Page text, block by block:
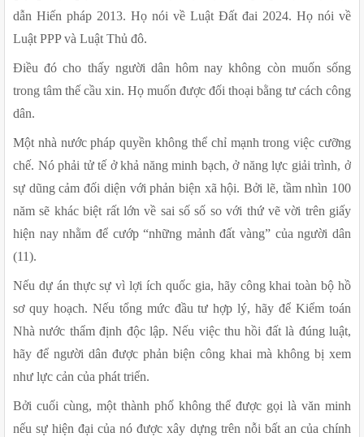
dẫn Hiến pháp 2013. Họ nói về Luật Đất đai 2024. Họ nói về
Luật PPP và Luật Thủ đô.
Điều đó cho thấy người dân hôm nay không còn muốn sống
trong tâm thế cầu xin. Họ muốn được đối thoại bằng tư cách công
dân.
Một nhà nước pháp quyền không thể chỉ mạnh trong việc cưỡng
chế. Nó phải tử tế ở khả năng minh bạch, ở năng lực giải trình, ở
sự dũng cảm đối diện với phản biện xã hội. Bởi lẽ, tầm nhìn 100
năm sẽ khác biệt rất lớn về sai số số so với thứ vẽ vời trên giấy
hiện nay nhằm để cướp “những mảnh đất vàng” của người dân
(11).
Nếu dự án thực sự vì lợi ích quốc gia, hãy công khai toàn bộ hồ
sơ quy hoạch. Nếu tổng mức đầu tư hợp lý, hãy để Kiểm toán
Nhà nước thẩm định độc lập. Nếu việc thu hồi đất là đúng luật,
hãy để người dân được phản biện công khai mà không bị xem
như lực cản của phát triển.
Bởi cuối cùng, một thành phố không thể được gọi là văn minh
nếu sự hiện đại của nó được xây dựng trên nỗi bất an của chính